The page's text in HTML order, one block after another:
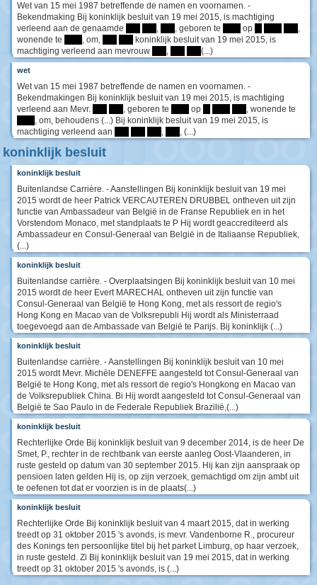
Wet van 15 mei 1987 betreffende de namen en voornamen. -
Bekendmaking Bij koninklijk besluit van 19 mei 2015, is machtiging
verleend aan de genaamde
, , geboren te op
,
wonende te
, om,
koninklijk besluit van 19 mei 2015, is
machtiging verleend aan mevrouw
, (...)
wet
Wet van 15 mei 1987 betreffende de namen en voornamen. -
Bekendmakingen Bij koninklijk besluit van 19 mei 2015, is machtiging
verleend aan Mevr.
, geboren te op
, wonende te
, om, behoudens (...) Bij koninklijk besluit van 19 mei 2015, is
machtiging verleend aan
, , (...)
koninklijk besluit
koninklijk besluit
Buitenlandse Carrière. - Aanstellingen Bij koninklijk besluit van 19 mei
2015 wordt de heer Patrick VERCAUTEREN DRUBBEL ontheven uit zijn
functie van Ambassadeur van België in de Franse Republiek en in het
Vorstendom Monaco, met standplaats te P Hij wordt geaccrediteerd als
Ambassadeur en Consul-Generaal van België in de Italiaanse Republiek,
(...)
koninklijk besluit
Buitenlandse carrière. - Overplaatsingen Bij koninklijk besluit van 10 mei
2015 wordt de heer Evert MARECHAL ontheven uit zijn functie van
Consul-Generaal van België te Hong Kong, met als ressort de regio's
Hong Kong en Macao van de Volksrepubli Hij wordt als Ministerraad
toegevoegd aan de Ambassade van België te Parijs. Bij koninklijk (...)
koninklijk besluit
Buitenlandse carrière. - Aanstellingen Bij koninklijk besluit van 10 mei
2015 wordt Mevr. Michèle DENEFFE aangesteld tot Consul-Generaal van
België te Hong Kong, met als ressort de regio's Hongkong en Macao van
de Volksrepubliek China. Bi Hij wordt aangesteld tot Consul-Generaal van
België te Sao Paulo in de Federale Republiek Brazilië,(...)
koninklijk besluit
Rechterlijke Orde Bij koninklijk besluit van 9 december 2014, is de heer De
Smet, P., rechter in de rechtbank van eerste aanleg Oost-Vlaanderen, in
ruste gesteld op datum van 30 september 2015. Hij kan zijn aanspraak op
pensioen laten gelden Hij is, op zijn verzoek, gemachtigd om zijn ambt uit
te oefenen tot dat er voorzien is in de plaats(...)
koninklijk besluit
Rechterlijke Orde Bij koninklijk besluit van 4 maart 2015, dat in werking
treedt op 31 oktober 2015 's avonds, is mevr. Vandenborne R., procureur
des Konings ten persoonlijke titel bij het parket Limburg, op haar verzoek,
in ruste gesteld. Zi Bij koninklijk besluit van 19 mei 2015, dat in werking
treedt op 31 oktober 2015 's avonds, is (...)